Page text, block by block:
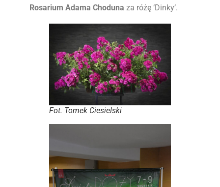
Rosarium Adama Choduna za różę ‘Dinky’.
Fot. Tomek Ciesielski